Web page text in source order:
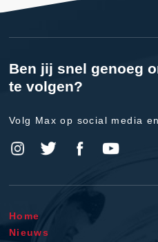
Ben jij snel genoeg
te volgen?
Volg Max op social media
Home
Nieuws